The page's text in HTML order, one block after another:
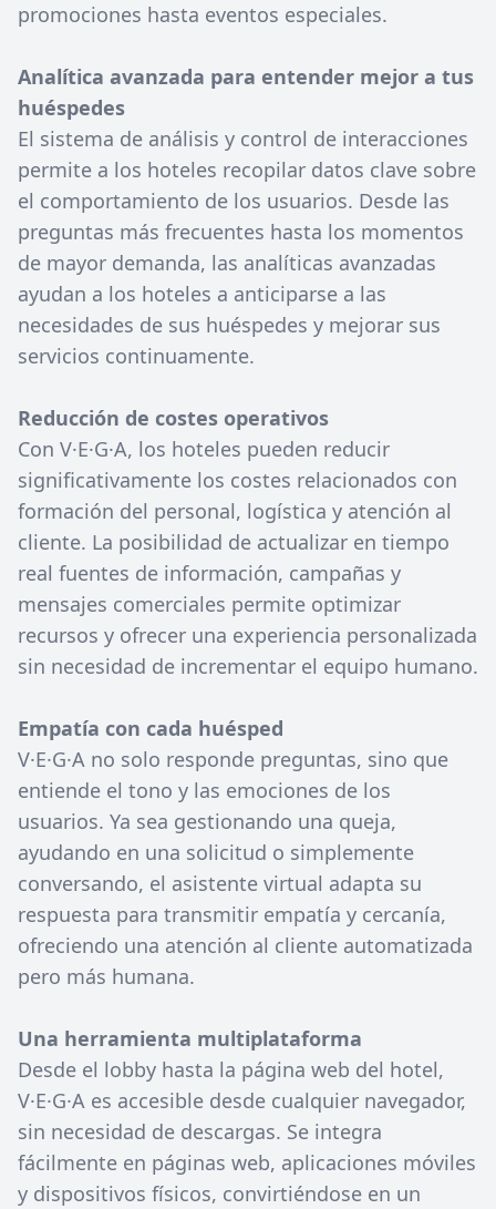
promociones hasta eventos especiales.
Analítica avanzada para entender mejor a tus
huéspedes
El sistema de análisis y control de interacciones
permite a los hoteles recopilar datos clave sobre
el comportamiento de los usuarios. Desde las
preguntas más frecuentes hasta los momentos
de mayor demanda, las analíticas avanzadas
ayudan a los hoteles a anticiparse a las
necesidades de sus huéspedes y mejorar sus
servicios continuamente.
Reducción de costes operativos
Con V·E·G·A, los hoteles pueden reducir
significativamente los costes relacionados con
formación del personal, logística y atención al
cliente. La posibilidad de actualizar en tiempo
real fuentes de información, campañas y
mensajes comerciales permite optimizar
recursos y ofrecer una experiencia personalizada
sin necesidad de incrementar el equipo humano.
Empatía con cada huésped
V·E·G·A no solo responde preguntas, sino que
entiende el tono y las emociones de los
usuarios. Ya sea gestionando una queja,
ayudando en una solicitud o simplemente
conversando, el asistente virtual adapta su
respuesta para transmitir empatía y cercanía,
ofreciendo una atención al cliente automatizada
pero más humana.
Una herramienta multiplataforma
Desde el lobby hasta la página web del hotel,
V·E·G·A es accesible desde cualquier navegador,
sin necesidad de descargas. Se integra
fácilmente en páginas web, aplicaciones móviles
y dispositivos físicos, convirtiéndose en un